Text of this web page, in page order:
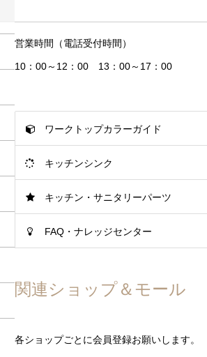
営業時間（電話受付時間）
10：00～12：00 13：00～17：00
ワークトップカラーガイド
キッチンシンク
キッチン・サニタリーパーツ
FAQ・ナレッジセンター
関連ショップ＆モール
各ショップごとに会員登録お願いします。